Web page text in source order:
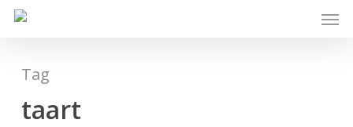
Skip
content
Tag
taart